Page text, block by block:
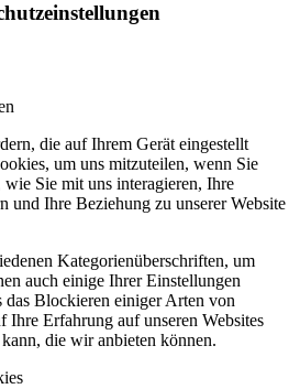
die auf Ihrem Gerät eingestellt
um uns mitzuteilen, wenn Sie
wie Sie mit uns interagieren, Ihre
und Ihre Beziehung zu unserer Website
Kategorienüberschriften, um
auch einige Ihrer Einstellungen
das Blockieren einiger Arten von
Erfahrung auf unseren Websites
die wir anbieten können.